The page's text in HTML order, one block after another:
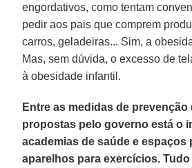
engordativos, como tentam
pedir aos pais que comprem
carros, geladeiras... Sim, a
Mas, sem dúvida, o excesso de
à obesidade infantil.
Entre as medidas de
propostas pelo governo está o
academias de saúde e espaços
aparelhos para exercícios.